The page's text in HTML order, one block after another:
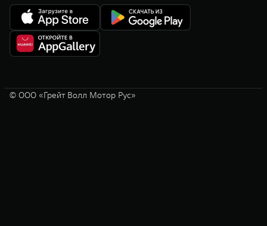
© ООО «Грейт Волл Мотор Рус»